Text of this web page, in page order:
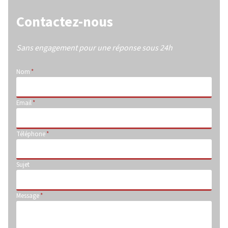
Contactez-nous
Sans engagement pour une réponse sous 24h
Nom *
Email*
Téléphone*
Sujet
Message*